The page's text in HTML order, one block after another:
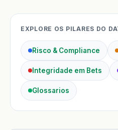
EXPLORE OS PILARES DO
Risco & Compliance
Integridade em Bets
Glossarios